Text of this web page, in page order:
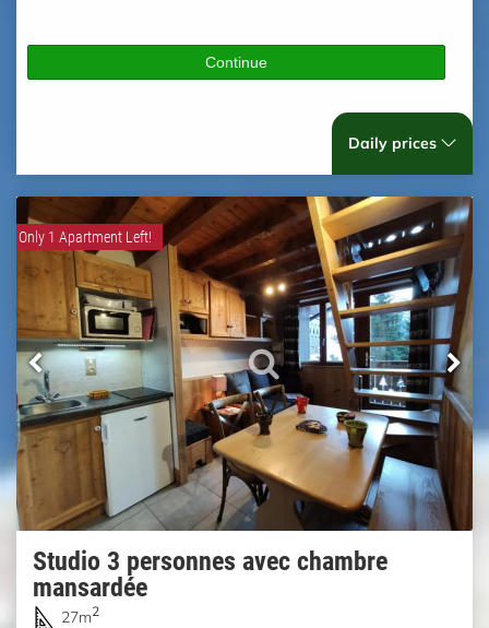
Continue
Daily prices
Only 1 Apartment Left!
Studio 3 personnes avec chambre
mansardée
27m2